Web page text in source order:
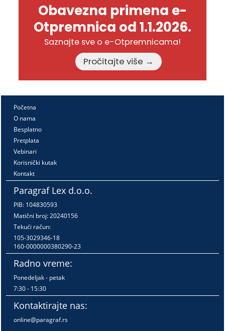
Obavezna primena e-
Otpremnica od 1.1.2026.
Saznajte sve o e-Otpremnicama!
Pročitajte više →
Početna
O nama
Besplatno
Pretplata
Vebinari
Korisnički kutak
Kontakt
Paragraf Lex d.o.o.
PIB: 104830593
Matični broj: 20240156
Tekući račun:
105-3029346-18
160-0000000380290-23
Radno vreme:
Ponedeljak - petak
7:30 - 15:30
Kontaktirajte nas:
online@paragraf.rs